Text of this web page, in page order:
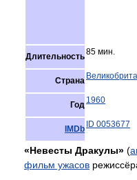
Длительность85 мин.
Страна
Год 1960
IMDb ID 0053677
«Невесты Дракулы» (
фильм ужасов